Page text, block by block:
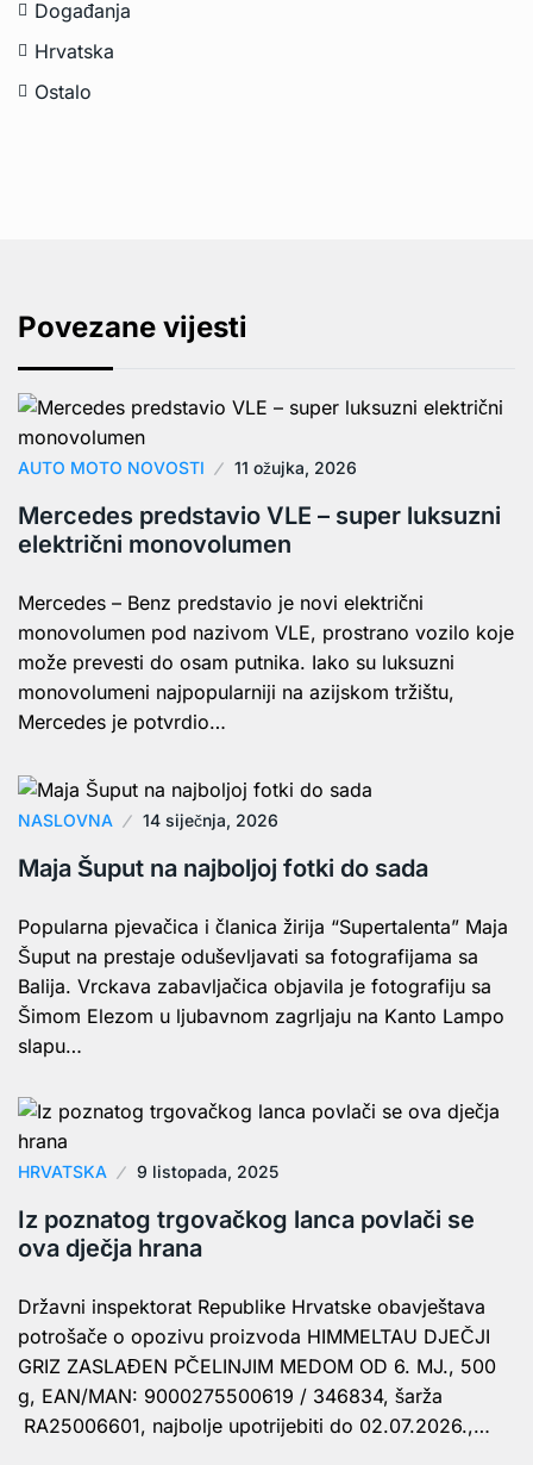
Događanja
Hrvatska
Ostalo
Povezane vijesti
AUTO MOTO NOVOSTI 11 ožujka, 2026
Mercedes predstavio VLE – super luksuzni
električni monovolumen
Mercedes – Benz predstavio je novi električni
monovolumen pod nazivom VLE, prostrano vozilo koje
može prevesti do osam putnika. Iako su luksuzni
monovolumeni najpopularniji na azijskom tržištu,
Mercedes je potvrdio…
NASLOVNA 14 siječnja, 2026
Maja Šuput na najboljoj fotki do sada
Popularna pjevačica i članica žirija “Supertalenta” Maja
Šuput na prestaje oduševljavati sa fotografijama sa
Balija. Vrckava zabavljačica objavila je fotografiju sa
Šimom Elezom u ljubavnom zagrljaju na Kanto Lampo
slapu…
HRVATSKA 9 listopada, 2025
Iz poznatog trgovačkog lanca povlači se
ova dječja hrana
Državni inspektorat Republike Hrvatske obavještava
potrošače o opozivu proizvoda HIMMELTAU DJEČJI
GRIZ ZASLAĐEN PČELINJIM MEDOM OD 6. MJ., 500
g, EAN/MAN: 9000275500619 / 346834, šarža
RA25006601, najbolje upotrijebiti do 02.07.2026.,…